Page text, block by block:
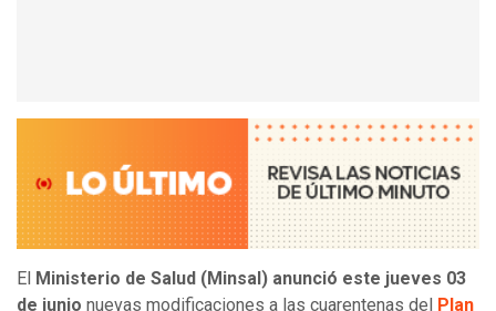
El Ministerio de Salud (Minsal) anunció este jueves 03
de junio nuevas modificaciones a las cuarentenas del
Plan